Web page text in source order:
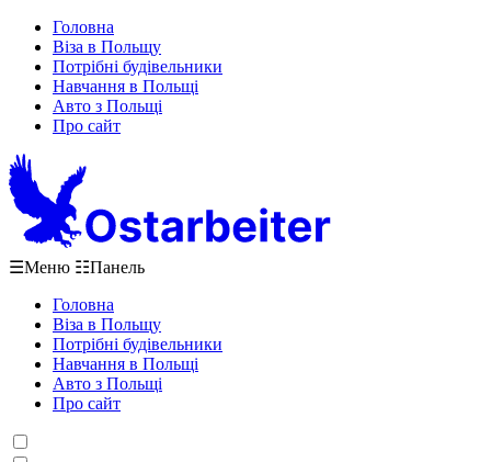
Головна
Віза в Польщу
Потрібні будівельники
Навчання в Польщі
Авто з Польщі
Про сайт
☰Меню ☷Панель
Головна
Віза в Польщу
Потрібні будівельники
Навчання в Польщі
Авто з Польщі
Про сайт